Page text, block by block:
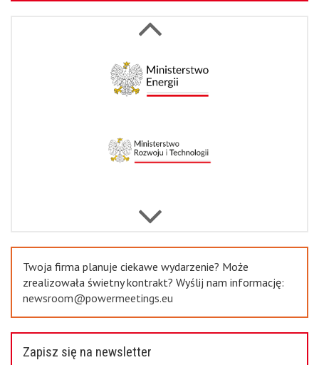
Twoja firma planuje ciekawe wydarzenie? Może
zrealizowała świetny kontrakt? Wyślij nam informację:
newsroom@powermeetings.eu
Zapisz się na newsletter